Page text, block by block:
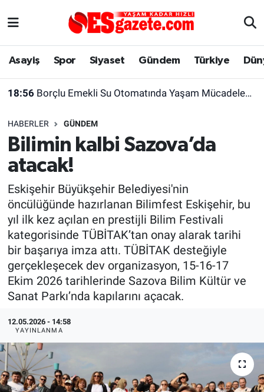
Asayiş Spor Siyaset Gündem Türkiye
18:56 Borçlu Emekli Su Otomatında Yaşam Mücadelesi Veriyor
HABERLER GÜNDEM
Bilimin kalbi Sazova’da
atacak!
Eskişehir Büyükşehir Belediyesi'nin
öncülüğünde hazırlanan Bilimfest Eskişehir, bu
yıl ilk kez açılan en prestijli Bilim Festivali
kategorisinde TÜBİTAK’tan onay alarak tarihi
bir başarıya imza attı. TÜBİTAK desteğiyle
gerçekleşecek dev organizasyon, 15-16-17
Ekim 2026 tarihlerinde Sazova Bilim Kültür ve
Sanat Parkı’nda kapılarını açacak.
12.05.2026 - 14:58
YAYINLANMA
Asayiş
Gündem
Türkiye
Dünya
Sağlık
Alış-Veriş/İş dünyası
Yaşam
Eskişehirspor Arşivi
Eskişehir Arşivi
Röportaj
Ekonomi
Kültür Sanat
Politika
Kütahya
Gezi
Eskişehir Nöbetçi Eczaneler
Süper Lig Puan Durumu ve Fikstür
Tüm Manşetler
Son Dakika Haberleri
Haber Arşivi